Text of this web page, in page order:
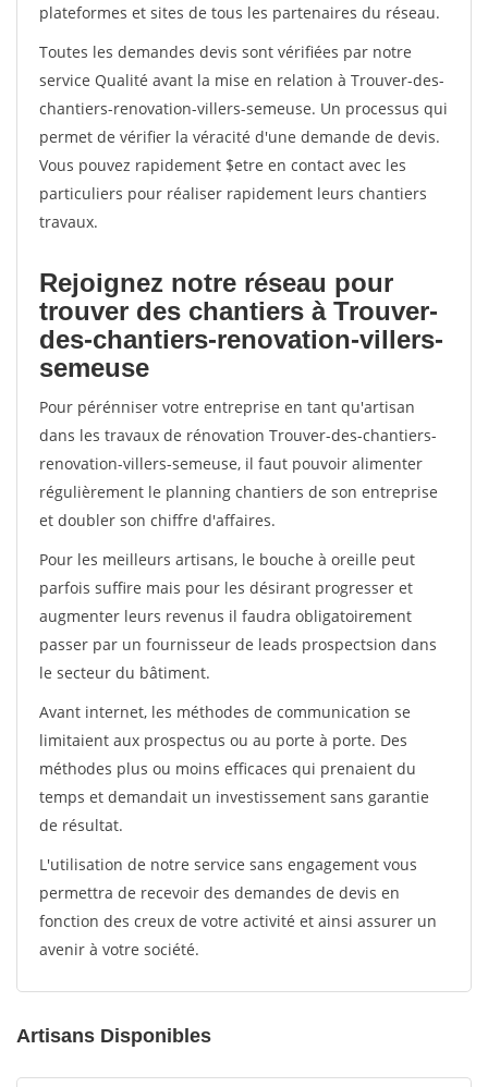
plateformes et sites de tous les partenaires du réseau.
Toutes les demandes devis sont vérifiées par notre
service Qualité avant la mise en relation à Trouver-des-
chantiers-renovation-villers-semeuse. Un processus qui
permet de vérifier la véracité d'une demande de devis.
Vous pouvez rapidement $etre en contact avec les
particuliers pour réaliser rapidement leurs chantiers
travaux.
Rejoignez notre réseau pour
trouver des chantiers à Trouver-
des-chantiers-renovation-villers-
semeuse
Pour pérénniser votre entreprise en tant qu'artisan
dans les travaux de rénovation Trouver-des-chantiers-
renovation-villers-semeuse, il faut pouvoir alimenter
régulièrement le planning chantiers de son entreprise
et doubler son chiffre d'affaires.
Pour les meilleurs artisans, le bouche à oreille peut
parfois suffire mais pour les désirant progresser et
augmenter leurs revenus il faudra obligatoirement
passer par un fournisseur de leads prospectsion dans
le secteur du bâtiment.
Avant internet, les méthodes de communication se
limitaient aux prospectus ou au porte à porte. Des
méthodes plus ou moins efficaces qui prenaient du
temps et demandait un investissement sans garantie
de résultat.
L'utilisation de notre service sans engagement vous
permettra de recevoir des demandes de devis en
fonction des creux de votre activité et ainsi assurer un
avenir à votre société.
Artisans Disponibles